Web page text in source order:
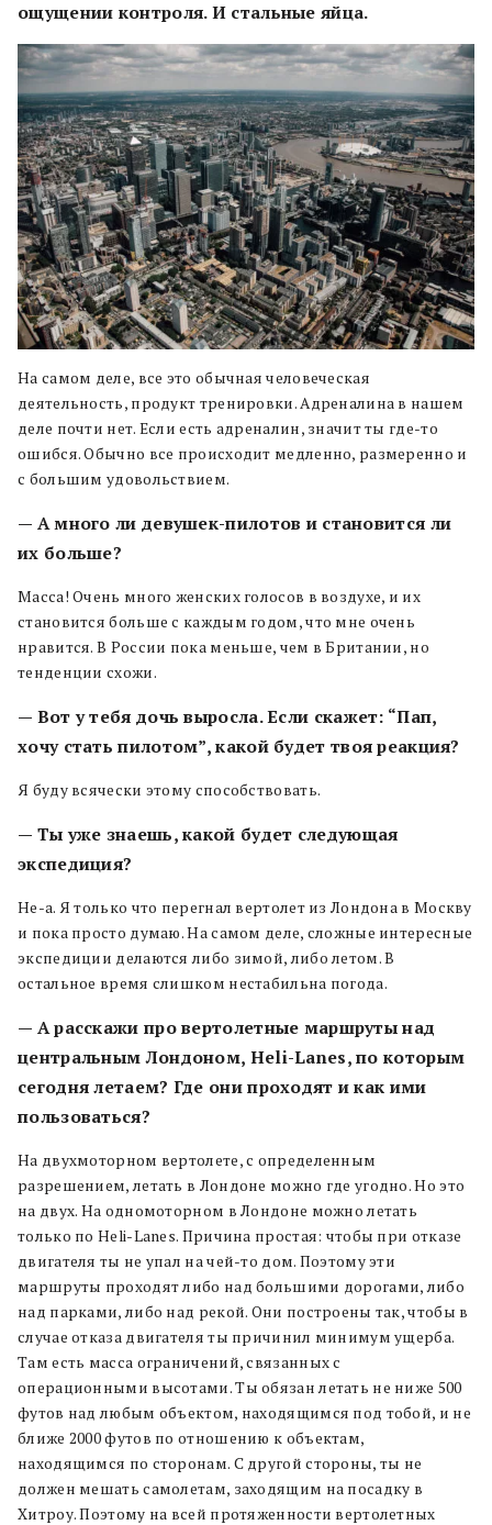
ощущении контроля. И стальные яйца.
На самом деле, все это обычная человеческая
деятельность, продукт тренировки. Адреналина в нашем
деле почти нет. Если есть адреналин, значит ты где-то
ошибся. Обычно все происходит медленно, размеренно и
с большим удовольствием.
— А много ли девушек-пилотов и становится ли
их больше?
Масса! Очень много женских голосов в воздухе, и их
становится больше с каждым годом, что мне очень
нравится. В России пока меньше, чем в Британии, но
тенденции схожи.
— Вот у тебя дочь выросла. Если скажет: “Пап,
хочу стать пилотом”, какой будет твоя реакция?
Я буду всячески этому способствовать.
— Ты уже знаешь, какой будет следующая
экспедиция?
Не-а. Я только что перегнал вертолет из Лондона в Москву
и пока просто думаю. На самом деле, сложные интересные
экспедиции делаются либо зимой, либо летом. В
остальное время слишком нестабильна погода.
— А расскажи про вертолетные маршруты над
центральным Лондоном, Heli-Lanes, по которым
сегодня летаем? Где они проходят и как ими
пользоваться?
На двухмоторном вертолете, с определенным
разрешением, летать в Лондоне можно где угодно. Но это
на двух. На одномоторном в Лондоне можно летать
только по Heli-Lanes. Причина простая: чтобы при отказе
двигателя ты не упал на чей-то дом. Поэтому эти
маршруты проходят либо над большими дорогами, либо
над парками, либо над рекой. Они построены так, чтобы в
случае отказа двигателя ты причинил минимум ущерба.
Там есть масса ограничений, связанных с
операционными высотами. Ты обязан летать не ниже 500
футов над любым объектом, находящимся под тобой, и не
ближе 2000 футов по отношению к объектам,
находящимся по сторонам. С другой стороны, ты не
должен мешать самолетам, заходящим на посадку в
Хитроу. Поэтому на всей протяженности вертолетных